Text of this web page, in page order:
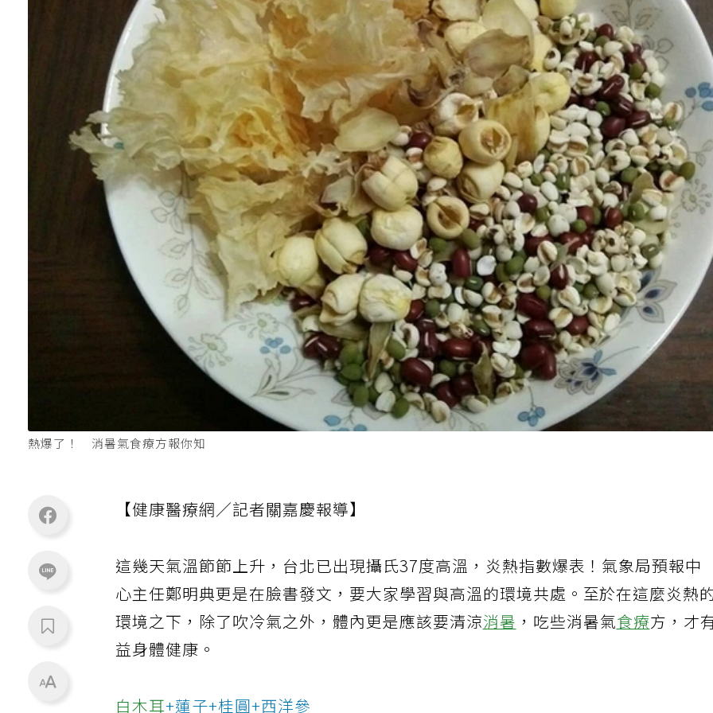
熱爆了！ 消暑氣食療方報你知
【健康醫療網／記者關嘉慶報導】
這幾天氣溫節節上升，台北已出現攝氏37度高溫，炎熱指數爆表！氣象局預報中
心主任鄭明典更是在臉書發文，要大家學習與高溫的環境共處。至於在這麼炎熱
環境之下，除了吹冷氣之外，體內更是應該要清涼消暑 ，吃些消暑氣食療方，才
益身體健康。